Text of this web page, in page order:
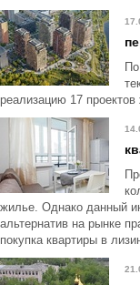
реализацию 17 проектов
жилье. Однако данный
альтернатив на рынке
покупка квартиры в